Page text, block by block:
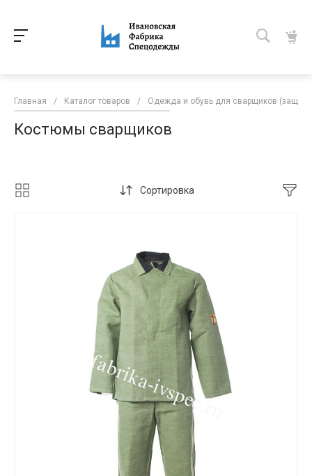
Главная / Каталог товаров / Одежда и обувь для сварщиков
Костюмы сварщиков
Сортировка